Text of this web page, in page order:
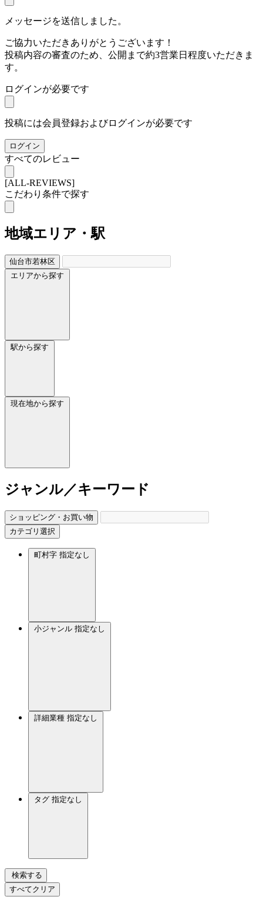
メッセージを送信しました。
ご協力いただきありがとうございます！
投稿内容の審査のため、公開まで約3営業日程度いただきま
す。
ログインが必要です
投稿には会員登録およびログインが必要です
ログイン
すべてのレビュー
[ALL-REVIEWS]
こだわり条件で探す
地域エリア・駅
仙台市若林区
エリアから探す
駅から探す
現在地から探す
ジャンル／キーワード
ショッピング・お買い物
カテゴリ選択
町村字 指定なし
小ジャンル 指定なし
詳細業種 指定なし
タグ 指定なし
検索する
すべてクリア